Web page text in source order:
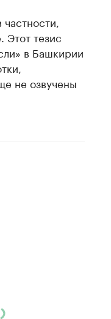
Этот тезис
в Башкирии
не озвучены